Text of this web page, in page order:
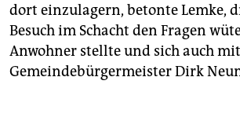
dort einzulagern, betonte Lemke,
Besuch im Schacht den Fragen
Anwohner stellte und sich auch
Gemeindebürgermeister Dirk